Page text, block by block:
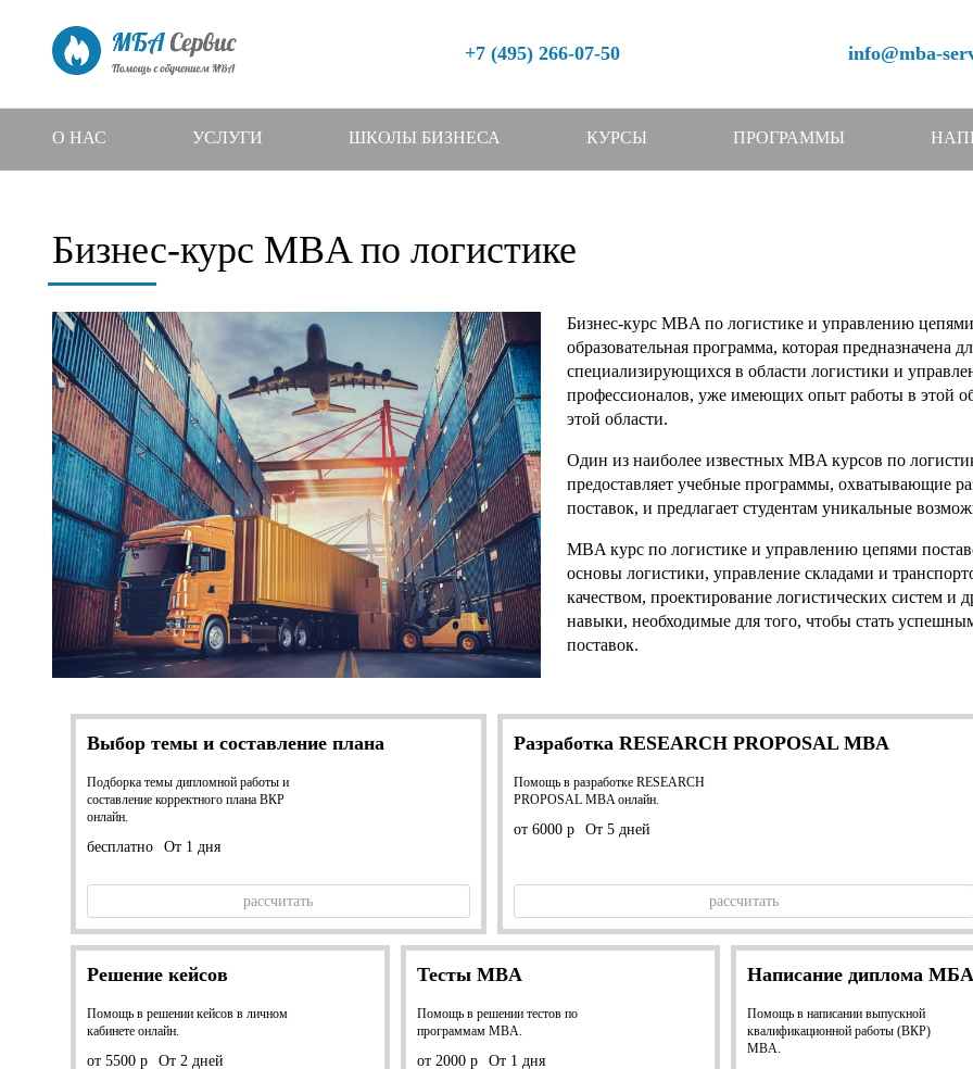
+7 (495) 266-07-50 info@mba-
О НАС УСЛУГИ ШКОЛЫ БИЗНЕСА КУРСЫ ПРОГРАММЫ
Бизнес-курс MBA по логистике
Бизнес-курс MBA по логистике и управлению
образовательная программа, которая предназначена
специализирующихся в области логистики и
профессионалов, уже имеющих опыт работы в этой
этой области.
Один из наиболее известных MBA курсов по
предоставляет учебные программы, охватывающие
поставок, и предлагает студентам уникальные
MBA курс по логистике и управлению цепями
основы логистики, управление складами и
качеством, проектирование логистических систем и
навыки, необходимые для того, чтобы стать
поставок.
Выбор темы и составление плана
Подборка темы дипломной работы и
составление корректного плана ВКР
онлайн.
бесплатно От 1 дня
рассчитать
Разработка RESEARCH PROPOSAL MBA
Помощь в разработке RESEARCH
PROPOSAL MBA онлайн.
от 6000 р От 5 дней
рассчитать
Решение кейсов
Помощь в решении кейсов в личном
кабинете онлайн.
от 5500 р От 2 дней
Тесты MBA
Помощь в решении тестов по
программам MBA.
от 2000 р От 1 дня
Написание диплома МБА
Помощь в написании выпускной
квалификационной работы (ВКР)
MBA.